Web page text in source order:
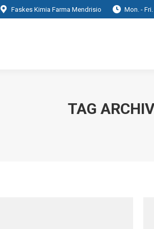
Faskes Kimia Farma Mendrisio Mon. -
TAG